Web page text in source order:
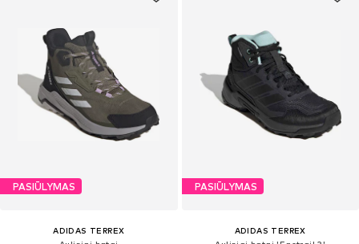
PASIŪLYMAS
ADIDAS TERREX
PASIŪLYMAS
ADIDAS TERREX